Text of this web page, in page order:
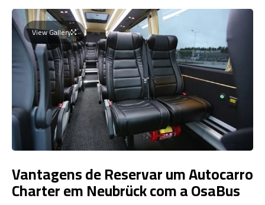
View Gallery
Vantagens de Reservar um Autocarro
Charter em Neubrück com a OsaBus